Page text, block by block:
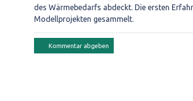
des Wärmebedarfs abdeckt. Die ersten
Modellprojekten gesammelt.